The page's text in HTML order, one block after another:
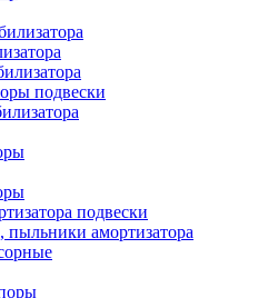
подвески
подвески
амортизатора